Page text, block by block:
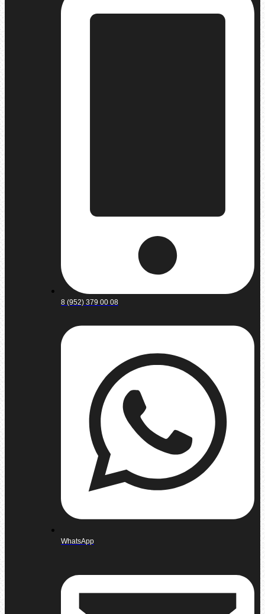
8 (952) 379 00 08
WhatsApp